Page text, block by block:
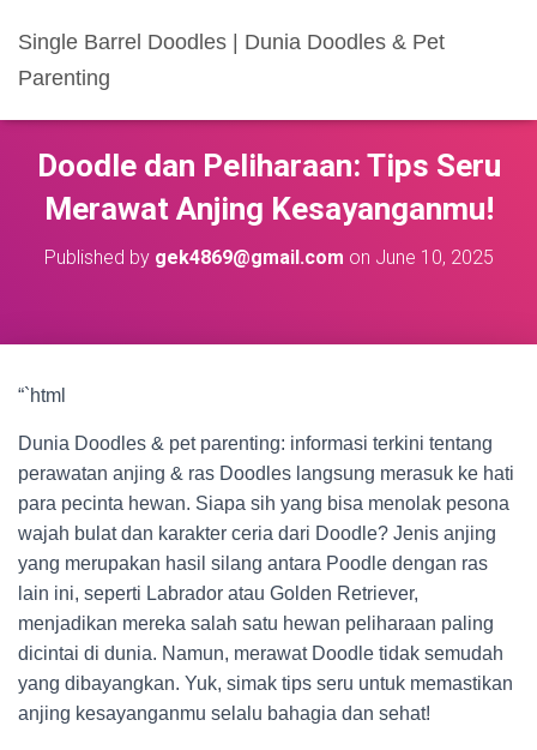
Single Barrel Doodles | Dunia Doodles & Pet
Parenting
Doodle dan Peliharaan: Tips Seru
Merawat Anjing Kesayanganmu!
Published by gek4869@gmail.com on June 10, 2025
“`html
Dunia Doodles & pet parenting: informasi terkini tentang
perawatan anjing & ras Doodles langsung merasuk ke hati
para pecinta hewan. Siapa sih yang bisa menolak pesona
wajah bulat dan karakter ceria dari Doodle? Jenis anjing
yang merupakan hasil silang antara Poodle dengan ras
lain ini, seperti Labrador atau Golden Retriever,
menjadikan mereka salah satu hewan peliharaan paling
dicintai di dunia. Namun, merawat Doodle tidak semudah
yang dibayangkan. Yuk, simak tips seru untuk memastikan
anjing kesayanganmu selalu bahagia dan sehat!